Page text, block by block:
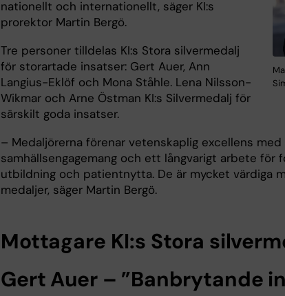
nationellt och internationellt, säger KI:s
prorektor Martin Bergö.
Tre personer tilldelas KI:s Stora silvermedalj
för storartade insatser: Gert Auer, Ann
Langius-Eklöf och Mona Ståhle. Lena Nilsson-
Wikmar och Arne Östman KI:s Silvermedalj för
särskilt goda insatser.
– Medaljörerna förenar vetenskaplig excellens
samhällsengagemang och ett långvarigt arbete för
utbildning och patientnytta. De är mycket värdiga
medaljer, säger Martin Bergö.
Mottagare KI:s Stora
Gert Auer – ”Banbrytande